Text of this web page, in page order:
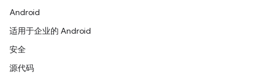
Android
适用于企业的 Android
安全
源代码